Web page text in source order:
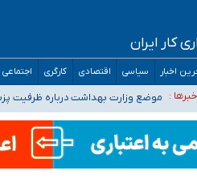
کار ایران
اخبار سیاسی اقتصادی کارگری اجتماعی
:
موضع وزارت بهداشت درباره ظرفیت پزشکی کنکور ۱۴۰۵: خواستار اصلاح ظرفیت‌ها هستیم، اما
تعویق آزمون ورودی دکترای تخصصی
راویان حقیقت با دغدغه نان، مسکن و بیمه
شیوع عفونت‌های تنفسی در کشور/